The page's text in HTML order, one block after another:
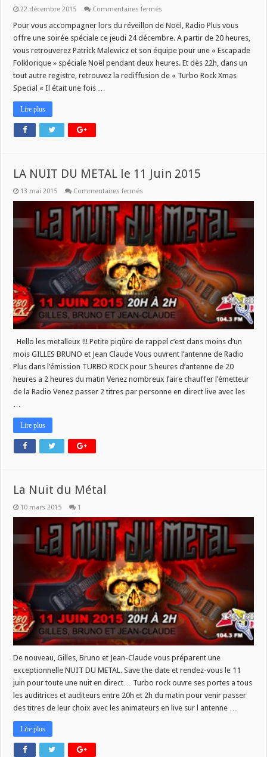
22 décembre 2015 Commentaires fermés
DECEMBRE]
Soirée
spéciale
Réveillon
!
Pour vous accompagner lors du réveillon de Noël, Radio Plus vous
offre une soirée spéciale ce jeudi 24 décembre. A partir de 20 heures,
vous retrouverez Patrick Malewicz et son équipe pour une « Escapade
Folklorique » spéciale Noël pendant deux heures. Et dès 22h, dans un
tout autre registre, retrouvez la rediffusion de « Turbo Rock Xmas
Special « Il était une fois …
Lire plus
LA NUIT DU METAL le 11 Juin 2015
13 mai 2015 Commentaires fermés
NUIT
DU
METAL
11
Juin
2015
Hello les metalleux !!! Petite piqûre de rappel c’est dans moins d’un
mois GILLES BRUNO et Jean Claude Vous ouvrent l’antenne de Radio
Plus dans l’émission TURBO ROCK pour 5 heures d’antenne de 20
heures a 2 heures du matin Venez nombreux faire chauffer l’émetteur
de la Radio Venez passer 2 titres par personne en direct live avec les
Lire plus
La Nuit du Métal
10 mars 2015 1
De nouveau, Gilles, Bruno et Jean-Claude vous préparent une
exceptionnelle NUIT DU METAL. Save the date et rendez-vous le 11
juin pour toute une nuit en direct… Turbo rock ouvre ses portes a tous
les auditrices et auditeurs entre 20h et 2h du matin pour venir passer
des titres de leur choix avec les animateurs en live sur l antenne …
Lire plus